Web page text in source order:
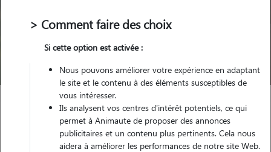
Pour quel animal ?
Trouver mon Pet Sitter
Garde animaux France Bretagne
Cotes-d'Armor
Pleudihen-sur-Rance
> Comment faire des choix
Si cette option est activée :
Nous pouvons améliorer votre expérience en adaptant
le site et le contenu à des éléments susceptibles de
vous intéresser.
Ils analysent vos centres d'intérêt potentiels, ce qui
permet à Animaute de proposer des annonces
publicitaires et un contenu plus pertinents. Cela nous
aidera à améliorer les performances de notre site Web.